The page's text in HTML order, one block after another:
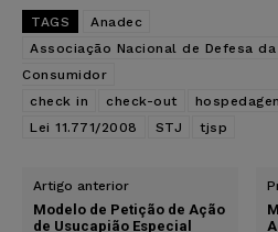
TAGS
Anadec
Associação Nacional de Defesa
Consumidor
check in
check-out
Lei 11.771/2008
STJ tjsp
Artigo anterior
Modelo de Petição de Ação
de Usucapião Especial